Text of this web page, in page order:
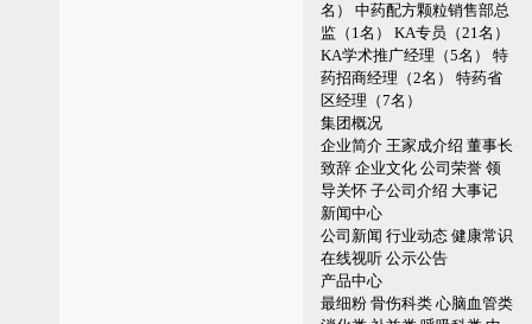
名）
中药配方颗粒销售部总
监（1名）
KA专员（21名）
KA学术推广经理（5名）
特
药招商经理（2名）
特药省
区经理（7名）
集团概况
企业简介 王家成介绍 董事长
致辞 企业文化 公司荣誉 领
导关怀 子公司介绍 大事记
新闻中心
公司新闻 行业动态 健康常识
在线视听 公示公告
产品中心
最细粉 骨伤科类 心脑血管类